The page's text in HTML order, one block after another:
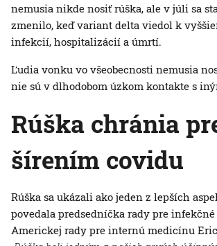
nemusia nikde nosiť rúška, ale v júli sa
zmenilo, keď variant delta viedol k
infekcií, hospitalizácií a úmrtí.
Ľudia vonku vo všeobecnosti nemusia
nie sú v dlhodobom úzkom kontakte s
Rúška chránia
šírením covidu
Rúška sa ukázali ako jeden z lepších
povedala predsedníčka rady pre
Americkej rady pre internú medicínu